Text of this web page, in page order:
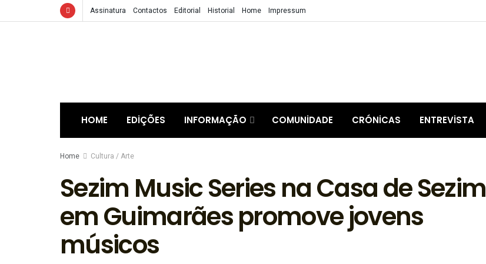
Assinatura Contactos Editorial Historial Home Impressum
HOME EDIÇÕES INFORMAÇÃO COMUNIDADE CRÓNICAS ENTREVISTA
Home Cultura / Arte
Sezim Music Series na Casa de Sezim
em Guimarães promove jovens
músicos